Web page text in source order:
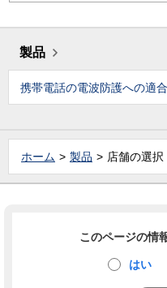
製品
携帯電話の電波防護への適
ホーム 製品 店舗の選択
このページの情
はい